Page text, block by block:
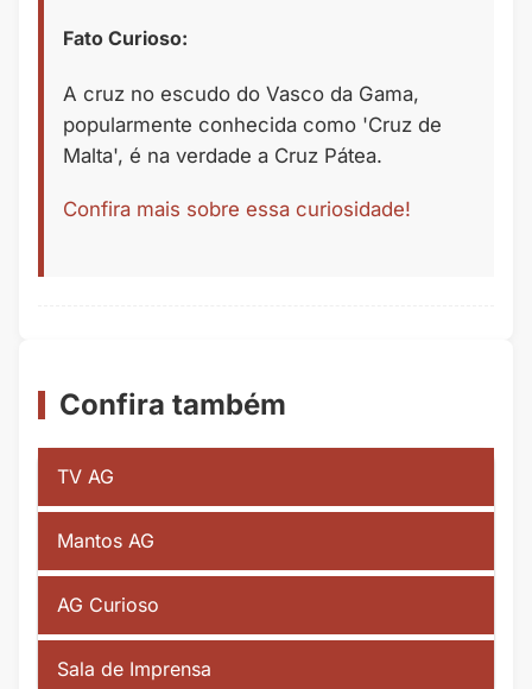
Fato Curioso:
A cruz no escudo do Vasco da Gama,
popularmente conhecida como 'Cruz de
Malta', é na verdade a Cruz Pátea.
Confira mais sobre essa curiosidade!
Confira também
TV AG
Mantos AG
AG Curioso
Sala de Imprensa